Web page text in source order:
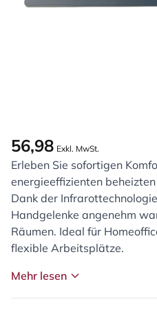
56,98 Exkl. MwSt.
Erleben Sie sofortigen
energieeffizienten
Dank der
Handgelenke angenehm
Räumen. Ideal für
flexible Arbeitsplätze.
Mehr lesen